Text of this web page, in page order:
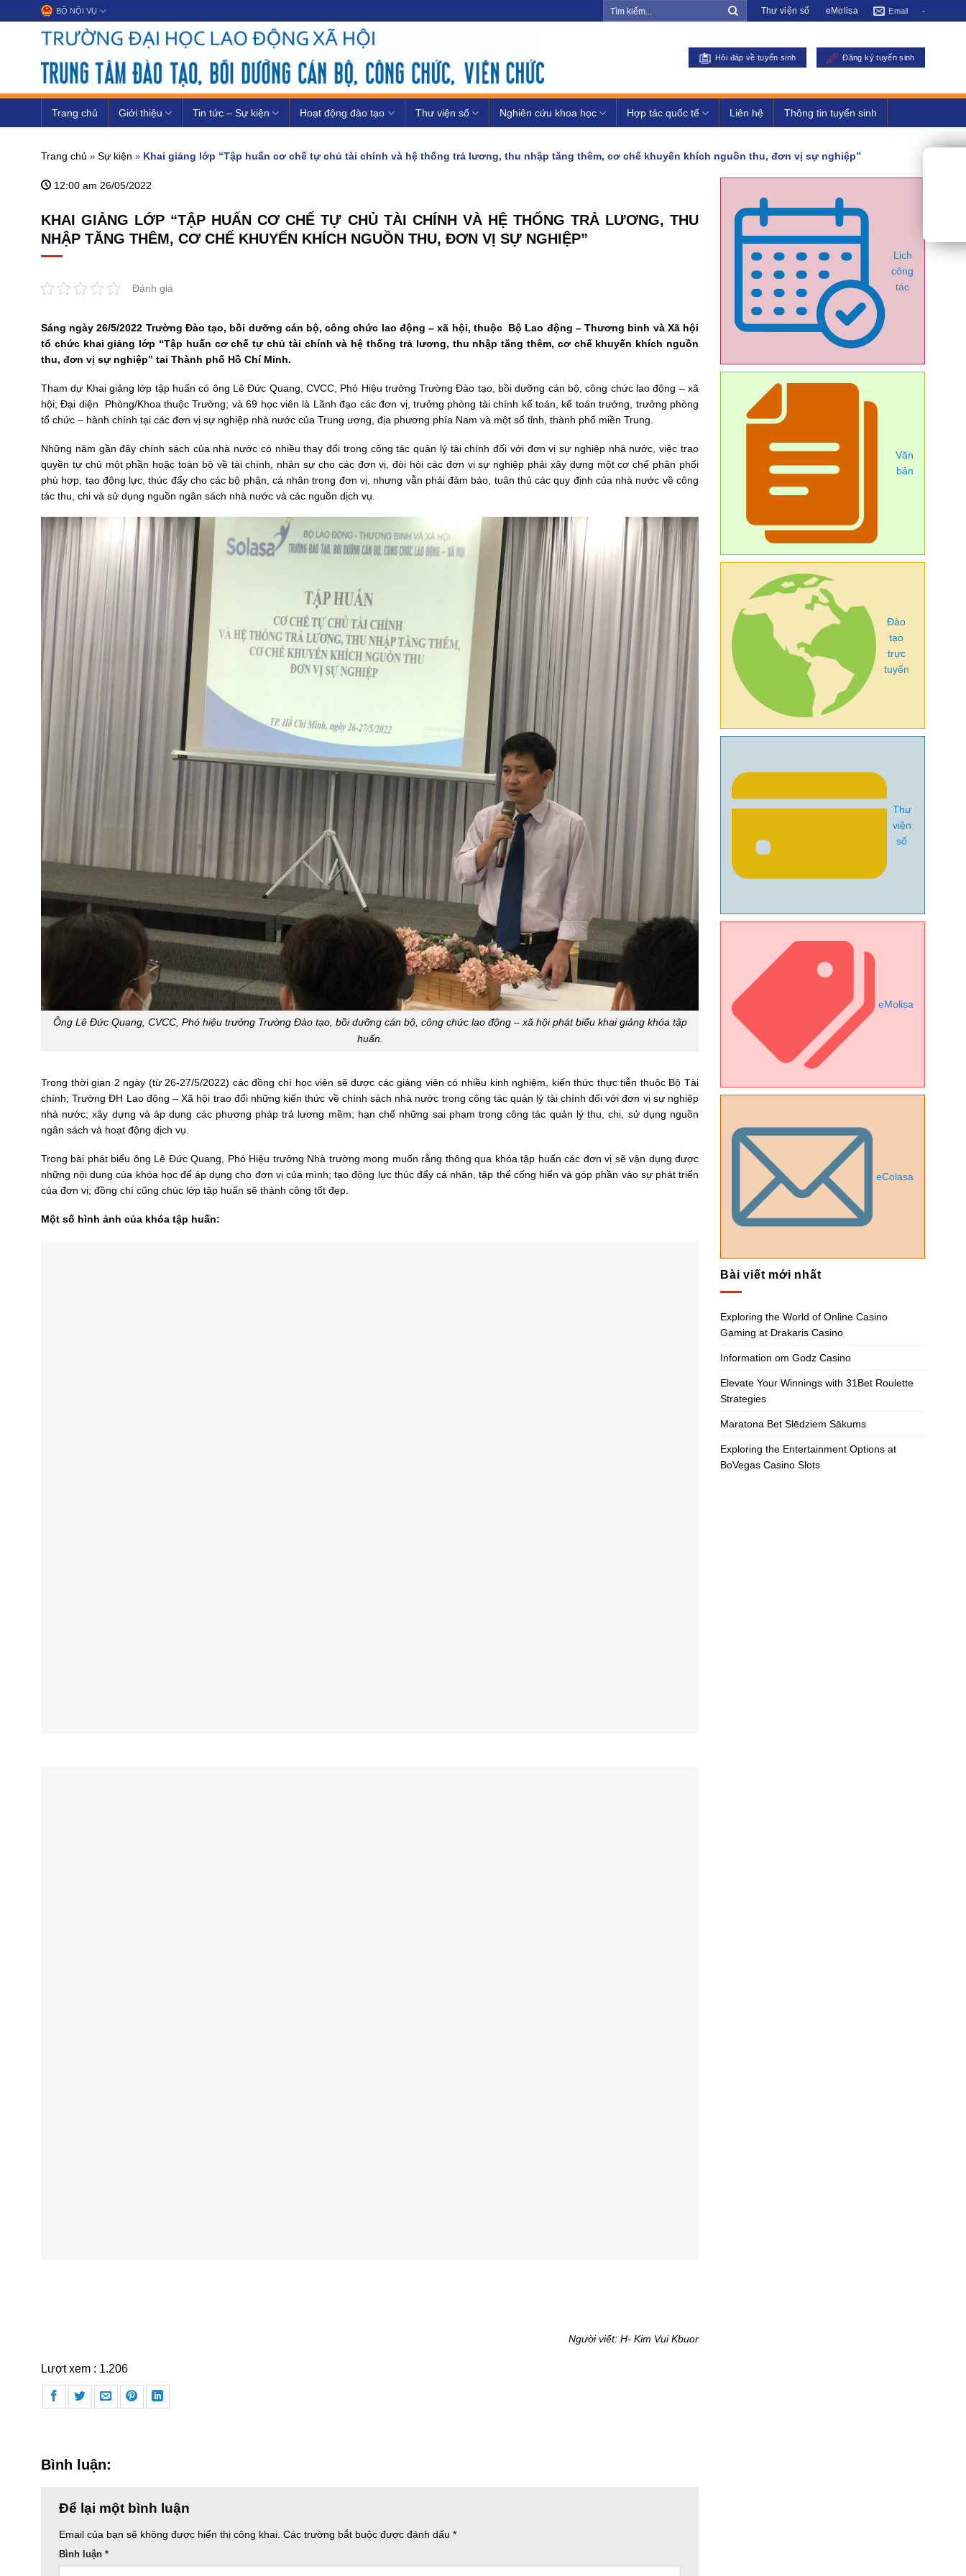
đến
BỘ NỘI VỤ Thư viện số eMolisa Email -
Hỏi đáp về tuyển sinh Đăng ký tuyển sinh
Trang chủ Giới thiệu Tin tức – Sự kiện Hoạt động đào tạo Thư viện số Nghiên cứu khoa học Hợp tác quốc tế Liên hệ Thông tin tuyển sinh
Trang chủ » Sự kiện » Khai giảng lớp “Tập huấn cơ chế tự chủ tài chính và hệ thống trả lương, thu nhập tăng thêm, cơ chế khuyến khích nguồn thu, đơn vị sự nghiệp”
12:00 am 26/05/2022
KHAI GIẢNG LỚP “TẬP HUẤN CƠ CHẾ TỰ CHỦ TÀI CHÍNH VÀ HỆ THỐNG TRẢ LƯƠNG, THU
NHẬP TĂNG THÊM, CƠ CHẾ KHUYẾN KHÍCH NGUỒN THU, ĐƠN VỊ SỰ NGHIỆP”
Đánh giá
Sáng ngày 26/5/2022 Trường Đào tạo, bồi dưỡng cán bộ, công chức lao động – xã hội, thuộc Bộ Lao động – Thương binh và Xã hội
tổ chức khai giảng lớp “Tập huấn cơ chế tự chủ tài chính và hệ thống trả lương, thu nhập tăng thêm, cơ chế khuyến khích nguồn
thu, đơn vị sự nghiệp” tai Thành phố Hồ Chí Minh.
Tham dự Khai giảng lớp tập huấn có ông Lê Đức Quang, CVCC, Phó Hiệu trưởng Trường Đào tạo, bồi dưỡng cán bộ, công chức lao động – xã
hội; Đại diện Phòng/Khoa thuộc Trường; và 69 học viên là Lãnh đạo các đơn vị, trưởng phòng tài chính kế toán, kế toán trưởng, trưởng phòng
tổ chức – hành chính tại các đơn vị sự nghiệp nhà nước của Trung ương, địa phương phía Nam và một số tỉnh, thành phố miền Trung.
Những năm gần đây chính sách của nhà nước có nhiều thay đổi trong công tác quản lý tài chính đối với đơn vị sự nghiệp nhà nước, việc trao
quyền tự chủ một phần hoặc toàn bộ về tài chính, nhân sự cho các đơn vị, đòi hỏi các đơn vị sự nghiệp phải xây dựng một cơ chế phân phối
phù hợp, tạo động lực, thúc đẩy cho các bộ phận, cá nhân trong đơn vị, nhưng vẫn phải đảm bảo, tuân thủ các quy định của nhà nước về công
tác thu, chi và sử dụng nguồn ngân sách nhà nước và các nguồn dịch vụ.
Ông Lê Đức Quang, CVCC, Phó hiệu trưởng Trường Đào tạo, bồi dưỡng cán bộ, công chức lao động – xã hội phát biểu khai giảng khóa tập
huấn.
Trong thời gian 2 ngày (từ 26-27/5/2022) các đồng chí học viên sẽ được các giảng viên có nhiều kinh nghiệm, kiến thức thực tiễn thuộc Bộ Tài
chính; Trường ĐH Lao động – Xã hội trao đổi những kiến thức về chính sách nhà nước trong công tác quản lý tài chính đối với đơn vị sự nghiệp
nhà nước; xây dựng và áp dụng các phương pháp trả lương mềm; hạn chế những sai phạm trong công tác quản lý thu, chi, sử dụng nguồn
ngân sách và hoạt động dịch vụ.
Trong bài phát biểu ông Lê Đức Quang, Phó Hiệu trưởng Nhà trường mong muốn rằng thông qua khóa tập huấn các đơn vị sẽ vận dụng được
những nội dung của khóa học để áp dụng cho đơn vị của mình; tạo động lực thúc đẩy cá nhân, tập thể cống hiến và góp phần vào sự phát triển
của đơn vị; đồng chí cũng chúc lớp tập huấn sẽ thành công tốt đẹp.
Một số hình ảnh của khóa tập huấn:
Người viết: H- Kim Vui Kbuor
Lượt xem : 1.206
Bình luận:
Để lại một bình luận
Email của bạn sẽ không được hiển thị công khai. Các trường bắt buộc được đánh dấu *
Bình luận *
Lịch
công
tác
Văn
bản
Đào
tạo
trực
tuyến
Thư
viện
số
eMolisa
eColasa
Bài viết mới nhất
Exploring the World of Online Casino
Gaming at Drakaris Casino
Information om Godz Casino
Elevate Your Winnings with 31Bet Roulette
Strategies
Maratona Bet Slēdziem Sākums
Exploring the Entertainment Options at
BoVegas Casino Slots